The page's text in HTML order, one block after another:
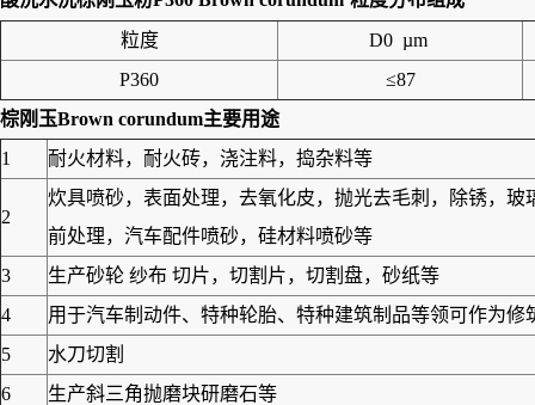
粒度
D0 µm
P360
≤87
棕刚玉Brown corundum主要用途
1
耐火材料，耐火砖，浇注料，捣杂料等
2
炊具喷砂，表面处理，去氧化皮，抛光去毛刺，除锈，
前处理，汽车配件喷砂，硅材料喷砂等
3
生产砂轮 纱布 切片，切割片，切割盘，砂纸等
4
用于汽车制动件、特种轮胎、特种建筑制品等领可作为
5
水刀切割
6
生产斜三角抛磨块研磨石等